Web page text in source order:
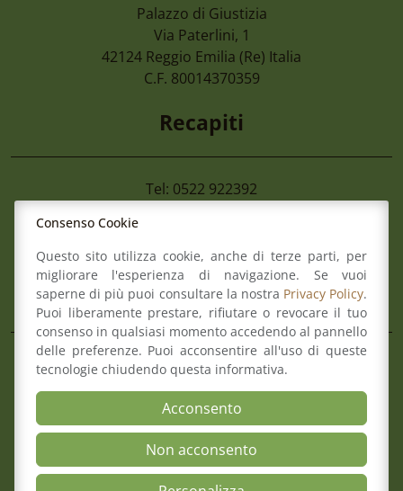
7 Agosto 2026
Camera Di Commercio Emilia –
Di Imprese Non Più Operative
Palazzo di Giustizia
Via Paterlini, 1
42124 Reggio Emilia (Re) Italia
C.F. 80014370359
Recapiti
Tel: 0522 922392
Fax: 0522 922392
Mail:info@ordineforense.re.it
Pec:ord.reggioemilia@cert.legalmail.it
L’Ordine
Composizione del Consiglio
Commissioni
Comitato pari opportunità
Osservatori
Richiesta pareri di congruità
Verbali del Consiglio
Consenso Cookie
Questo sito utilizza cookie, anche di terze parti, per
migliorare l'esperienza di navigazione. Se vuoi
saperne di più puoi consultare la nostra Privacy Policy.
Puoi liberamente prestare, rifiutare o revocare il tuo
consenso in qualsiasi momento accedendo al pannello
delle preferenze. Puoi acconsentire all'uso di queste
tecnologie chiudendo questa informativa.
Acconsento
Non acconsento